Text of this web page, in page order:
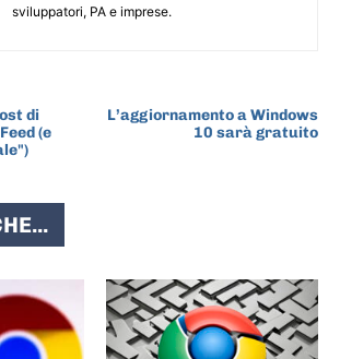
sviluppatori, PA e imprese.
di
(e
L’aggiornamento a Windows
10 sarà gratuito